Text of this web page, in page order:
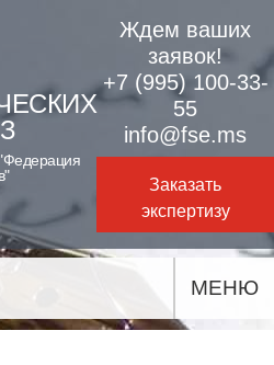
Ждем ваших
заявок!
+7 (995) 100-33-
55
info@fse.ms
Заказать
экспертизу
МЕНЮ